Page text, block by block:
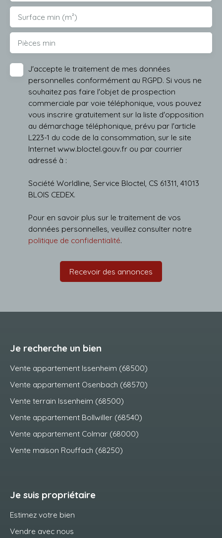
Surface min (m²)
Pièces min
J'accepte le traitement de mes données
personnelles conformément au RGPD. Si vous ne
souhaitez pas faire l'objet de prospection
commerciale par voie téléphonique, vous pouvez
vous inscrire gratuitement sur la liste d'opposition
au démarchage téléphonique, prévu par l'article
L223-1 du code de la consommation, sur le site
Internet www.bloctel.gouv.fr ou par courrier
adressé à :
Société Worldline, Service Bloctel, CS 61311, 41013
BLOIS CEDEX.
Pour en savoir plus sur le traitement de vos
données personnelles, veuillez consulter notre
politique de confidentialité.
Recevoir des annonces
Je recherche un bien
Vente appartement Issenheim (68500)
Vente appartement Osenbach (68570)
Vente terrain Issenheim (68500)
Vente appartement Bollwiller (68540)
Vente appartement Colmar (68000)
Vente maison Rouffach (68250)
Je suis propriétaire
Estimez votre bien
Vendre avec nous